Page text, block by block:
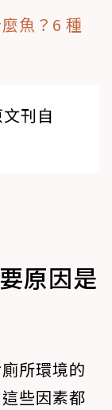
魚？6 種
刊自
原因是
所環境的
些因素都